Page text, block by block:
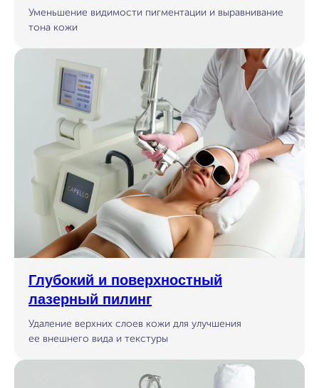
Уменьшение видимости пигментации и выравнивание
тона кожи
Глубокий и поверхностный
лазерный пилинг
Удаление верхних слоев кожи для улучшения
ее внешнего вида и текстуры